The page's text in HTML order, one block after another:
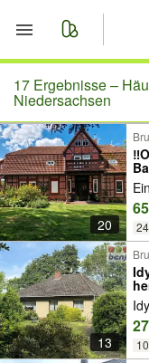
Start
Merkliste
Nachrichten
Anzeige
17 Ergebnisse –
Niedersachsen
20
13